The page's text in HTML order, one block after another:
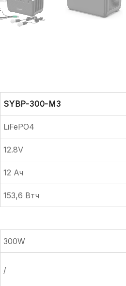
SYBP-300-M3
LiFePO4
12.8V
12 Ач
153,6 Втч
300W
/